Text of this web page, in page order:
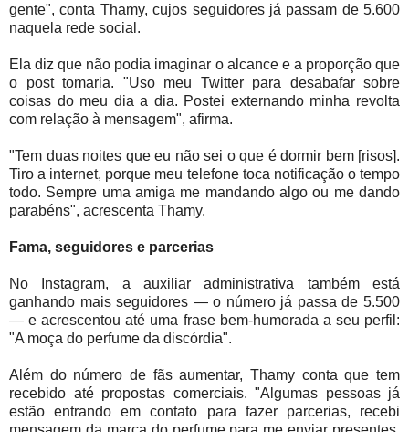
gente", conta Thamy, cujos seguidores já passam de 5.600
naquela rede social.
Ela diz que não podia imaginar o alcance e a proporção que
o post tomaria. "Uso meu Twitter para desabafar sobre
coisas do meu dia a dia. Postei externando minha revolta
com relação à mensagem", afirma.
"Tem duas noites que eu não sei o que é dormir bem [risos].
Tiro a internet, porque meu telefone toca notificação o tempo
todo. Sempre uma amiga me mandando algo ou me dando
parabéns", acrescenta Thamy.
Fama, seguidores e parcerias
No Instagram, a auxiliar administrativa também está
ganhando mais seguidores — o número já passa de 5.500
— e acrescentou até uma frase bem-humorada a seu perfil:
"A moça do perfume da discórdia".
Além do número de fãs aumentar, Thamy conta que tem
recebido até propostas comerciais. "Algumas pessoas já
estão entrando em contato para fazer parcerias, recebi